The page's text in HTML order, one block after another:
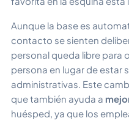
Aunque la base es
contacto se sienten
personal queda libre para
persona en lugar de estar
administrativas. Este
que también ayuda a
huésped, ya que los